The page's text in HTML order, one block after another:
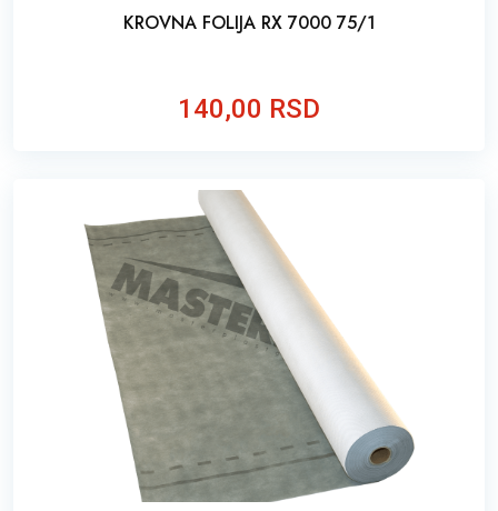
KROVNA FOLIJA RX 7000 75/1
140,00 RSD